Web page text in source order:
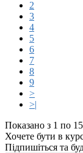
2
3
4
5
6
7
8
9
>
>|
Показано з 1 по
Хочете бути в
Підпишіться та